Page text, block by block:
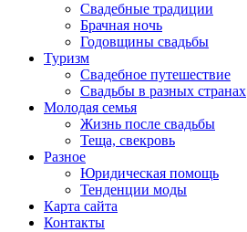
Свадебные традиции
Брачная ночь
Годовщины свадьбы
Туризм
Свадебное путешествие
Свадьбы в разных странах
Молодая семья
Жизнь после свадьбы
Теща, свекровь
Разное
Юридическая помощь
Тенденции моды
Карта сайта
Контакты